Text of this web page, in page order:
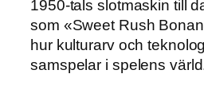
1950-tals slotmaskin till
som «Sweet Rush
hur kulturarv och
samspelar i spelens